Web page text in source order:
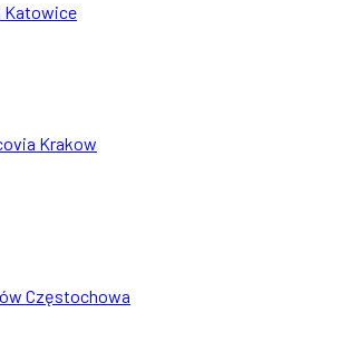
Katowice
Krakow
Częstochowa